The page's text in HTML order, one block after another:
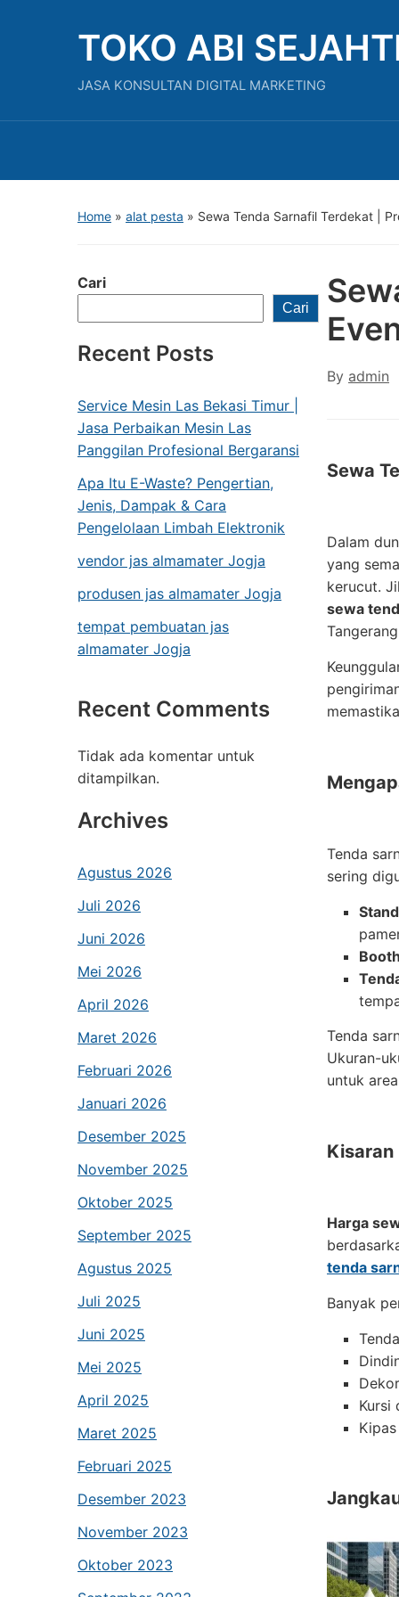
TOKO ABI
JASA KONSULTAN DIGITAL MARKETING
Home » alat pesta » Sewa Tenda Sarnafil Terdekat |
Cari
Cari
Recent Posts
Service Mesin Las Bekasi Timur |
Jasa Perbaikan Mesin Las
Panggilan Profesional Bergaransi
Apa Itu E-Waste? Pengertian,
Jenis, Dampak & Cara
Pengelolaan Limbah Elektronik
vendor jas almamater Jogja
produsen jas almamater Jogja
tempat pembuatan jas
almamater Jogja
Recent Comments
Tidak ada komentar untuk
ditampilkan.
Archives
Agustus 2026
Juli 2026
Juni 2026
Mei 2026
April 2026
Maret 2026
Februari 2026
Januari 2026
Desember 2025
November 2025
Oktober 2025
September 2025
Agustus 2025
Juli 2025
Juni 2025
Mei 2025
April 2025
Maret 2025
Februari 2025
Desember 2023
November 2023
Oktober 2023
By admin
Sewa
Dalam
yang
kerucut.
sewa
Tenda
sering
Tenda
Ukuran-
untuk
Kisaran
Harga
tenda
Banyak
Kursi